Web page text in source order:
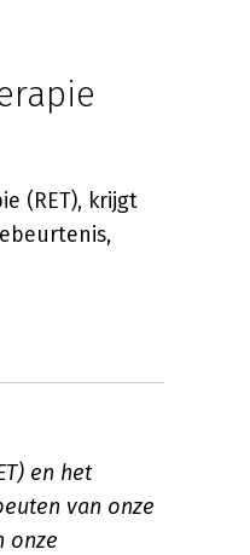
(RET), krijgt
en het
van onze
onze